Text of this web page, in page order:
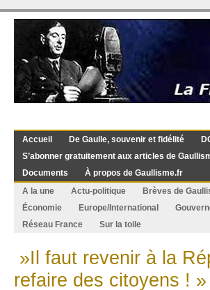
Accueil De Gaulle, souvenir et fidélité
S’abonner gratuitement aux articles de
Documents
À propos de Gaullisme.fr
A la une
Actu-politique Brèves de
Économie
Europe/International
Réseau France
Sur la toile
»Il faut revenir à la
refaire des citoyens ! »